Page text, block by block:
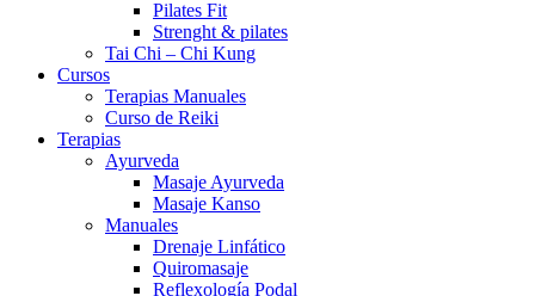
Pilates Fit
Strenght & pilates
Tai Chi – Chi Kung
Cursos
Terapias Manuales
Curso de Reiki
Terapias
Ayurveda
Masaje Ayurveda
Masaje Kanso
Manuales
Drenaje Linfático
Quiromasaje
Reflexología Podal